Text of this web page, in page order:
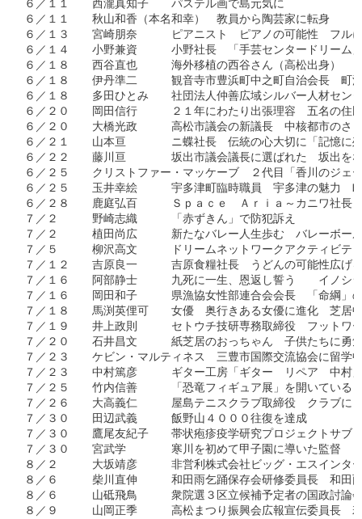
６／１１　　西瀧真知子　　パステル画で島元気に
６／１１　　秋山和香（本名和幸）　教員から陶芸家に転身
６／１３　　宮崎朋奈　　　ピアニスト　ピアノの可能性　フル
６／１４　　小野兼資　　　小野社長　「手芸センタードリーム
６／１８　　西谷直也　　　海外移植の西谷さん（高松出身）
６／１８　　伊丹準二　　　観音寺市豊浜町中之町自治会長　町
６／１８　　多田ひとみ　　社団法人仲善広域シルバー人材セ
６／２０　　岡田信行　　　２１年にわたり出張理容　五名の住
６／２０　　大橋光政　　　高松市議会の新議長　中核都市のさ
６／２１　　山本亘　　　　ニ蝶社長　伝統の心大切に「記憶に
６／２２　　藤川亘　　　　坂出市議会議長に選ばれた　坂出を
６／２５　　クリストファー・マッケーブ　２代目「香川のジェ
６／２５　　玉井幸絵　　　宇多津町臨時職員　宇多津の魅力　
６／２８　　鹿庭弘百　　　Ｓｐａｃｅ　Ａｒｉａ～カニワ社長
７／２　　　野崎志織　　　「赤ずきん」で防犯訴え
７／２　　　植田尚広　　　新たなバレー人生歩む　バレーボー
７／５　　　柳沢高文　　　ドリームネットワークアクティビ
７／１２　　吉原良一　　　吉原食糧社長　うどんの可能性広げ
７／１６　　阿部静士　　　九死に一生、恩返し誓う　　イノシ
７／１６　　岡田和子　　　県漁協女性部連合会会長　「命綱」
７／１８　　馬渕英俚可　　女優　奥行きある女優に進化　芝居
７／１９　　井上政則　　　セトウチ技研専務取締役　フットワ
７／２０　　石井昌文　　　紙芝居のおっちゃん　子供たちに勇
７／２３　　ケビン・マルティネス　三豊市国際交流協会に留学
７／２３　　中村篤彦　　　ギター工房「ギター　リペア　中村
７／２５　　竹内信善　　　「恐竜フィギュア展」を開いている
７／２６　　大高義仁　　　屋島テニスクラブ取締役　クラブに
７／３０　　田辺武義　　　飯野山４０００往復を達成
７／３０　　鷹尾友紀子　　帯状疱疹疫学研究プロジェクトサ
７／３０　　宮武学　　　　寒川を初めて甲子園に導いた監督　
８／２　　　大坂靖彦　　　非営利株式会社ビッグ・エスイン
８／６　　　柴川直伸　　　和田雨乞踊保存会研修委員長　和田
８／６　　　山砥飛鳥　　　衆院選３区立候補予定者の国政討
８／９　　　山岡正季　　　高松まつり振興会広報宣伝委員長　